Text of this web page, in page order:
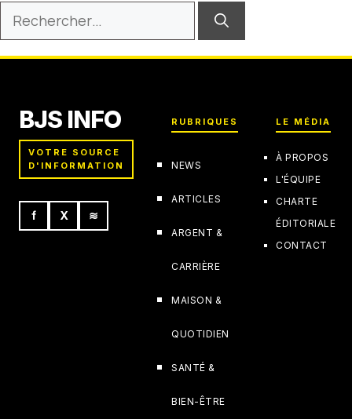
Rechercher :
BJS INFO
VOTRE SOURCE
D'INFORMATION
f X ≋
RUBRIQUES
NEWS
ARTICLES
ARGENT &
CARRIÈRE
MAISON &
QUOTIDIEN
SANTÉ &
BIEN-ÊTRE
LE MÉDIA
À PROPOS
L'ÉQUIPE
CHARTE
ÉDITORIALE
CONTACT